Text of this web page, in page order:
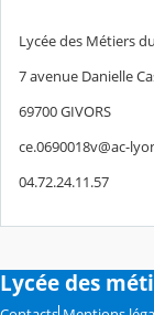
Lycée des Métiers
7 avenue Danielle
69700 GIVORS
ce.0690018v@ac-
04.72.24.11.57
Lycée des